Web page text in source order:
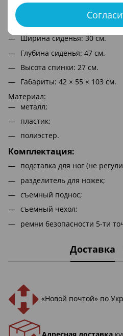
Длина в разложенном
Ширина сиденья: 30 см.
Глубина сиденья: 47 см.
Высота спинки: 27 см.
Габариты: 42 × 55 × 103 см.
Материал:
металл;
пластик;
полиэстер.
Комплектация:
подставка для ног (не
разделитель для ножек;
съемный поднос;
съемный чехол;
ремни безопасности 5-ти
Доставка
«Новой почтой» по